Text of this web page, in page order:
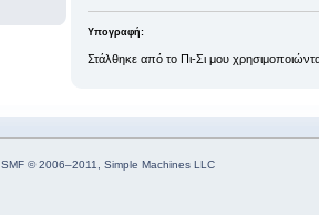
Υπογραφή:
Στάλθηκε από το Πι-Σι μου
SMF © 2006–2011, Simple Machines LLC